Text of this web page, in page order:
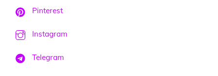
Pinterest
Instagram
Telegram